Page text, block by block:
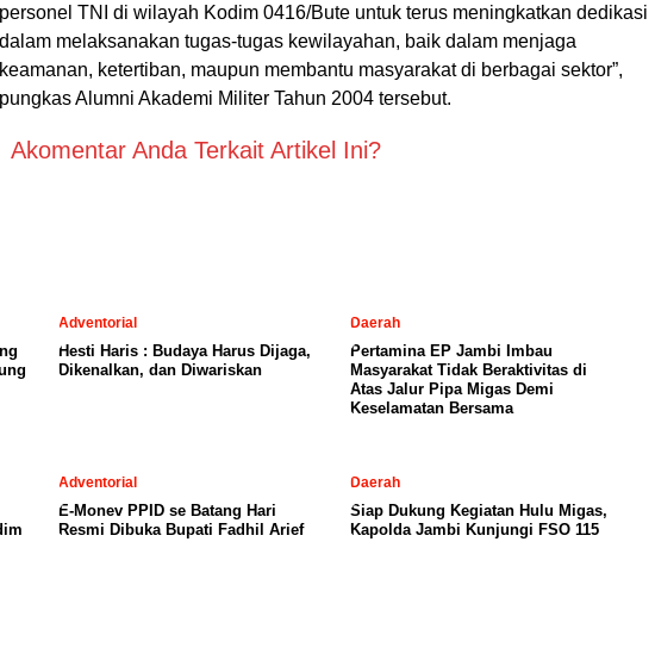
personel TNI di wilayah Kodim 0416/Bute untuk terus meningkatkan dedikasi
dalam melaksanakan tugas-tugas kewilayahan, baik dalam menjaga
keamanan, ketertiban, maupun membantu masyarakat di berbagai sektor”,
pungkas Alumni Akademi Militer Tahun 2004 tersebut.
Akomentar Anda Terkait Artikel Ini?
Adventorial
Hesti Haris : Budaya Harus Dijaga,
Dikenalkan, dan Diwariskan
Daerah
Pertamina EP Jambi Imbau
Masyarakat Tidak Beraktivitas di
Atas Jalur Pipa Migas Demi
Keselamatan Bersama
Adventorial
E-Monev PPID se Batang Hari
Resmi Dibuka Bupati Fadhil Arief
Daerah
Siap Dukung Kegiatan Hulu Migas,
Kapolda Jambi Kunjungi FSO 115